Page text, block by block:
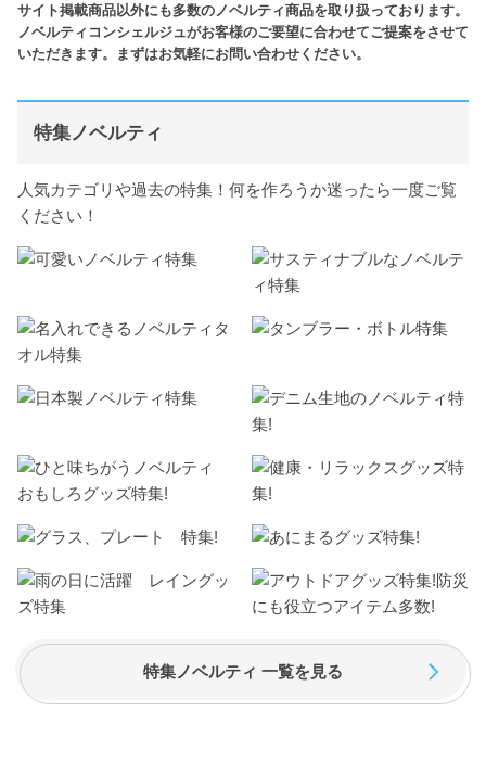
サイト掲載商品以外にも多数のノベルティ商品を取り扱っております。
ノベルティコンシェルジュがお客様のご要望に合わせてご提案をさせて
いただきます。まずはお気軽にお問い合わせください。
特集ノベルティ
人気カテゴリや過去の特集！何を作ろうか迷ったら一度ご覧
ください！
特集ノベルティ 一覧を見る